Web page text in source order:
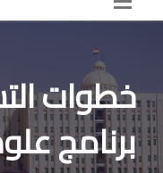
خطوات
برنامج